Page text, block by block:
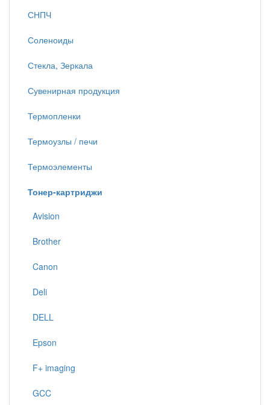
СНПЧ
Соленоиды
Стекла, Зеркала
Сувенирная продукция
Термопленки
Термоузлы / печи
Термоэлементы
Тонер-картриджи
Avision
Brother
Canon
Deli
DELL
Epson
F+ imaging
GCC